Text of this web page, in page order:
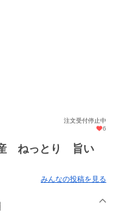
注文受付停止中
6
産 ねっとり 旨い
みんなの投稿を見る